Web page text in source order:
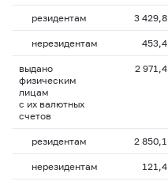
резидентам 3 429,8
нерезидентам 453,4
выдано
физическим
лицам
с их валютных
счетов
2 971,4
резидентам 2 850,1
нерезидентам 121,4